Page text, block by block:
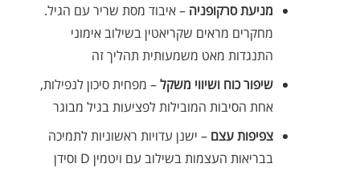
מניעת סרקופניה – איבוד מסת שריר עם הגיל.
מחקרים מראים שקריאטין בשילוב אימוני
התנגדות מאט משמעותית תהליך זה
שיפור כוח ושיווי משקל– מפחית סיכון לנפילות,
אחת הסיבות המובילות לפציעות בגיל מבוגר
צפיפות עצם – ישנן עדויות ראשוניות לתמיכה
בבריאות העצמות בשילוב עם ויטמין D וסידן